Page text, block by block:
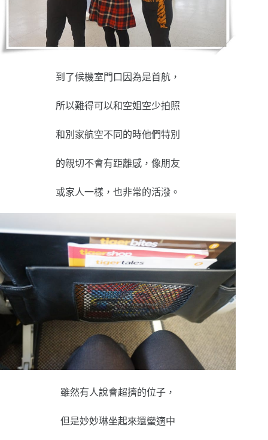
到了候機室門口因為是首航，
所以難得可以和空姐空少拍照
和別家航空不同的時他們特別
的親切不會有距離感，像朋友
或家人一樣，也非常的活潑。
雖然有人說會超擠的位子，
但是妙妙琳坐起來還蠻適中